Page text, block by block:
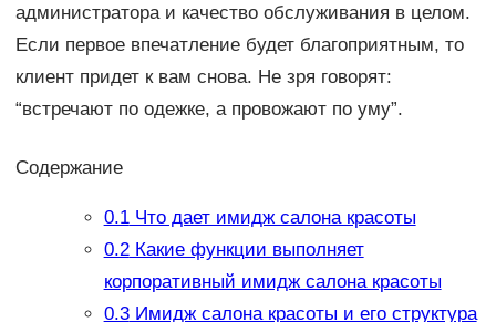
администратора и качество обслуживания в целом.
Если первое впечатление будет благоприятным, то
клиент придет к вам снова. Не зря говорят:
“встречают по одежке, а провожают по уму”.
Содержание
0.1Что дает имидж салона красоты
0.2Какие функции выполняет
корпоративный имидж салона красоты
0.3Имидж салона красоты и его структура